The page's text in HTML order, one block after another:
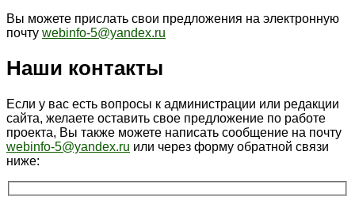
Вы можете прислать свои предложения на электронную
почту webinfo-5@yandex.ru
Наши контакты
Если у вас есть вопросы к администрации или редакции
сайта, желаете оставить свое предложение по работе
проекта, Вы также можете написать сообщение на почту
webinfo-5@yandex.ru или через форму обратной связи
ниже: